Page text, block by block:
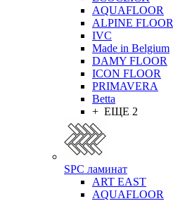
AQUAFLOOR
ALPINE FLOOR
IVC
Made in Belgium
DAMY FLOOR
ICON FLOOR
PRIMAVERA
Betta
+ ЕЩЕ 2
SPC ламинат
ART EAST
AQUAFLOOR